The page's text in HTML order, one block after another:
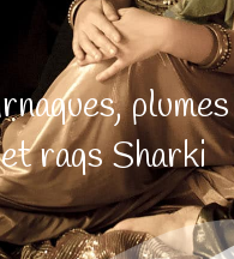
plumes
et raqs Sharki